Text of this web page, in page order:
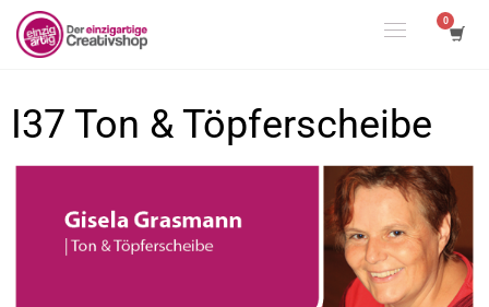
I37 Ton & Töpferscheibe